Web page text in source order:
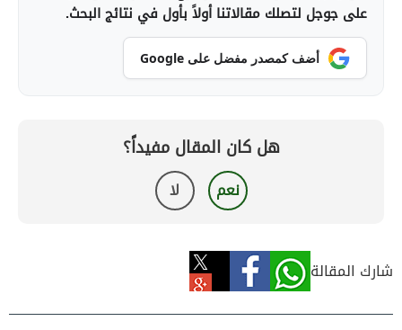
على جوجل لتصلك مقالاتنا أولاً بأول في نتائج البحث.
أضف كمصدر مفضل على Google
هل كان المقال مفيداً؟
نعم لا
شارك المقالة